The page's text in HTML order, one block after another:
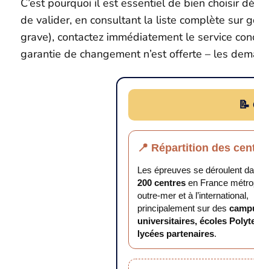
de valider, en consultant la liste complète sur
grave), contactez immédiatement le service
garantie de changement n’est offerte – les
📍 Répartition des
Les épreuves se déroulent
200 centresen France
outre-mer et à l’international,
principalement sur des
universitaires, écoles
lycées partenaires.